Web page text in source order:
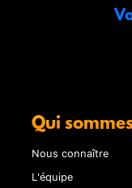
Qui
Nous connaître
L'équipe